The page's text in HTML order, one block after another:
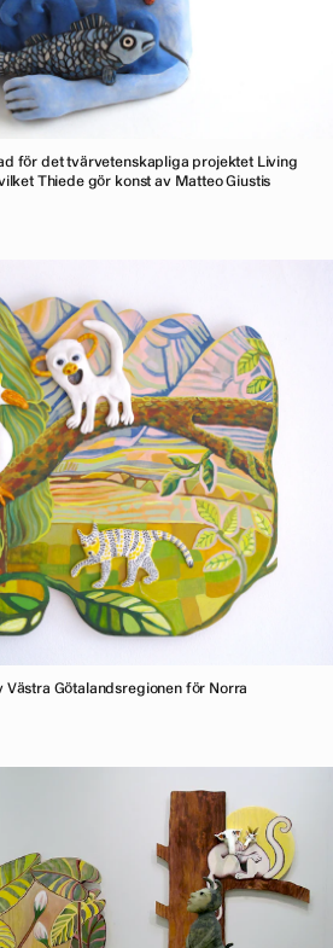
för det tvärvetenskapliga projektet Living
Thiede gör konst av Matteo Giustis
Västra Götalandsregionen för Norra